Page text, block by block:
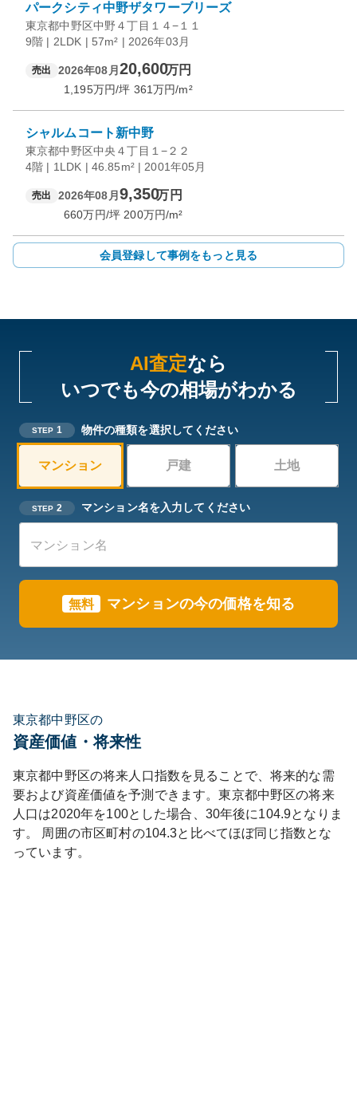
パークシティ中野ザタワーブリーズ
東京都中野区中野４丁目１４−１１
9階 | 2LDK | 57m² | 2026年03月
売出 2026年08月 20,600万円
1,195万円/坪 361万円/m²
シャルムコート新中野
東京都中野区中央４丁目１−２２
4階 | 1LDK | 46.85m² | 2001年05月
売出 2026年08月 9,350万円
660万円/坪 200万円/m²
会員登録して事例をもっと見る
AI査定なら
いつでも今の相場がわかる
STEP 1 物件の種類を選択してください
マンション 戸建 土地
STEP 2 マンション名を入力してください
無料 マンションの今の価格を知る
東京都中野区の
資産価値・将来性
東京都中野区の将来人口指数を見ることで、将来的な需
要および資産価値を予測できます。東京都中野区の将来
人口は2020年を100とした場合、30年後に104.9となりま
す。
周囲の市区町村の104.3と比べてほぼ同じ指数とな
っています。